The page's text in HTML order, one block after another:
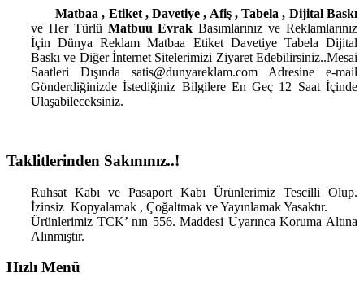
Matbaa , Etiket , Davetiye , Afiş , Tabela , Dijital Baskı
ve Her Türlü Matbuu Evrak Basımlarınız ve Reklamlarınız
İçin Dünya Reklam Matbaa Etiket Davetiye Tabela Dijital
Baskı ve Diğer İnternet Sitelerimizi Ziyaret Edebilirsiniz..Mesai
Saatleri Dışında satis@dunyareklam.com Adresine e-mail
Gönderdiğinizde İstediğiniz Bilgilere En Geç 12 Saat İçinde
Ulaşabileceksiniz.
Taklitlerinden Sakınınız..!
Ruhsat Kabı ve Pasaport Kabı Ürünlerimiz Tescilli Olup.
İzinsiz Kopyalamak , Çoğaltmak ve Yayınlamak Yasaktır.
Ürünlerimiz TCK’ nın 556. Maddesi Uyarınca Koruma Altına
Alınmıştır.
Hızlı Menü